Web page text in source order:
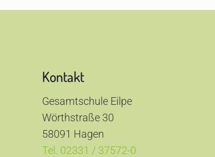
Kontakt
Gesamtschule Eilpe
Wörthstraße 30
58091 Hagen
Tel. 02331 / 37572-0